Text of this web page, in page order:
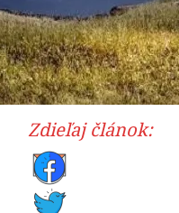
Zdieľaj článok: